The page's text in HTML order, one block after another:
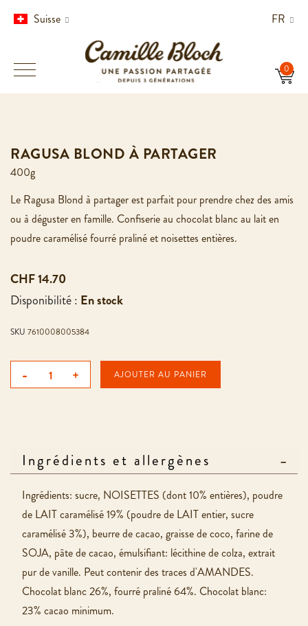
FR
Suisse
LIVRAISON SUSPENDUE EN RAISON DES FORTES
Ragusa Blond à partager
RAGUSA BLOND À PARTAGER
400g
Le Ragusa Blond à partager est parfait pour prendre chez des amis
ou à déguster en famille. Confiserie au chocolat blanc au lait en
poudre caramélisé fourré praliné et noisettes entières.
CHF 14.70
Disponibilité : En stock
SKU 7610008005384
- + AJOUTER AU PANIER
Ingrédients et allergènes
Ingrédients: sucre, NOISETTES (dont 10% entières), poudre
de LAIT caramélisé 19% (poudre de LAIT entier, sucre
caramélisé 3%), beurre de cacao, graisse de coco, farine de
SOJA, pâte de cacao, émulsifiant: lécithine de colza, extrait
pur de vanille. Peut contenir des traces d'AMANDES.
Chocolat blanc 26%, fourré praliné 64%. Chocolat blanc:
23% cacao minimum.